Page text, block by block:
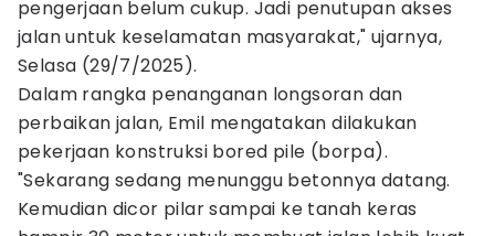
pengerjaan belum cukup. Jadi penutupan akses
jalan untuk keselamatan masyarakat," ujarnya,
Selasa (29/7/2025).
Dalam rangka penanganan longsoran dan
perbaikan jalan, Emil mengatakan dilakukan
pekerjaan konstruksi bored pile (borpa).
"Sekarang sedang menunggu betonnya datang.
Kemudian dicor pilar sampai ke tanah keras